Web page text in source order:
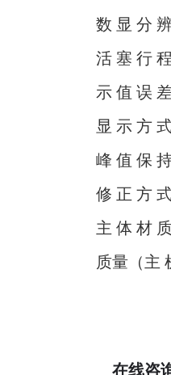
数 显 分
活 塞
示 值
显 示 方
峰 值
修 正 方
主 体 材
质量（
在线咨